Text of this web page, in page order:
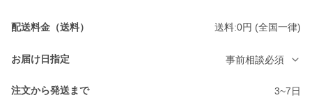
配送料金（送料） 送料:0円 (全国一律)
お届け日指定 事前相談必須
注文から発送まで 3~7日